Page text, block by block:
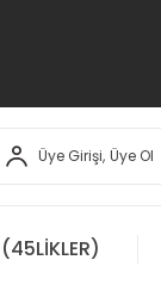
Üye Girişi, Üye Ol